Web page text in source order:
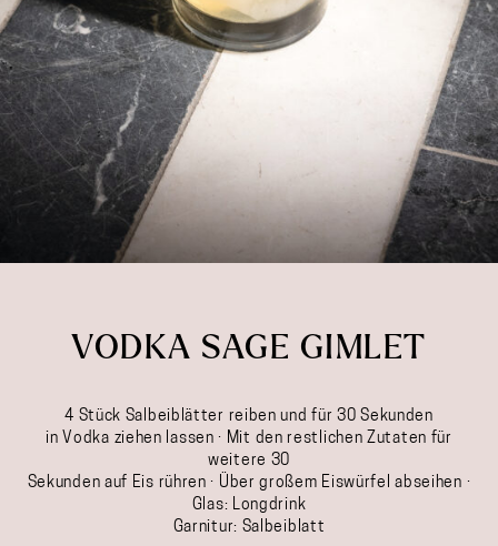
VODKA SAGE GIMLET
4 Stück Salbeiblätter reiben und für 30 Sekunden
in Vodka ziehen lassen · Mit den restlichen Zutaten für
weitere 30
Sekunden auf Eis rühren · Über großem Eiswürfel abseihen ·
Glas: Longdrink
Garnitur: Salbeiblatt